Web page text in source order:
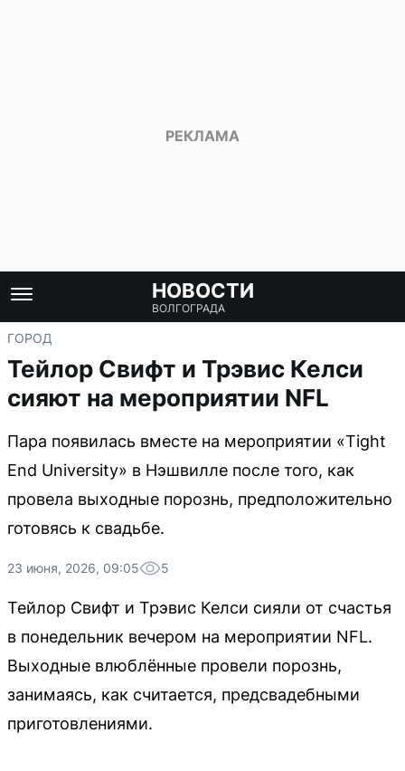
НОВОСТИ
ВОЛГОГРАДА
ГОРОД
Тейлор Свифт и Трэвис Келси
сияют на мероприятии NFL
Пара появилась вместе на мероприятии «Tight
End University» в Нэшвилле после того, как
провела выходные порознь, предположительно
готовясь к свадьбе.
23 июня, 2026, 09:05 5
Тейлор Свифт и Трэвис Келси сияли от счастья
в понедельник вечером на мероприятии NFL.
Выходные влюблённые провели порознь,
занимаясь, как считается, предсвадебными
приготовлениями.